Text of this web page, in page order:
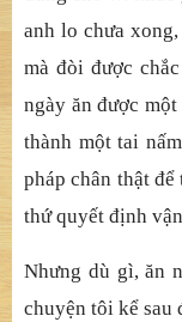
anh lo chưa
mà đòi được
ngày ăn được
thành một tai
pháp chân thật
thứ quyết định
Nhưng dù gì, ăn
chuyện tôi kể sau